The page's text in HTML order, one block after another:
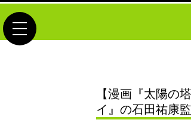
toggle navigation
【漫画『太陽の
イ』の石田祐康